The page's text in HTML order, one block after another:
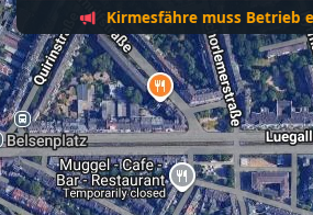
Kirmesfähre muss Betrieb